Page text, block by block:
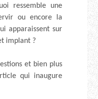
ressemble une
ou encore la
apparaissent sur
implant ?
et bien plus
qui inaugure